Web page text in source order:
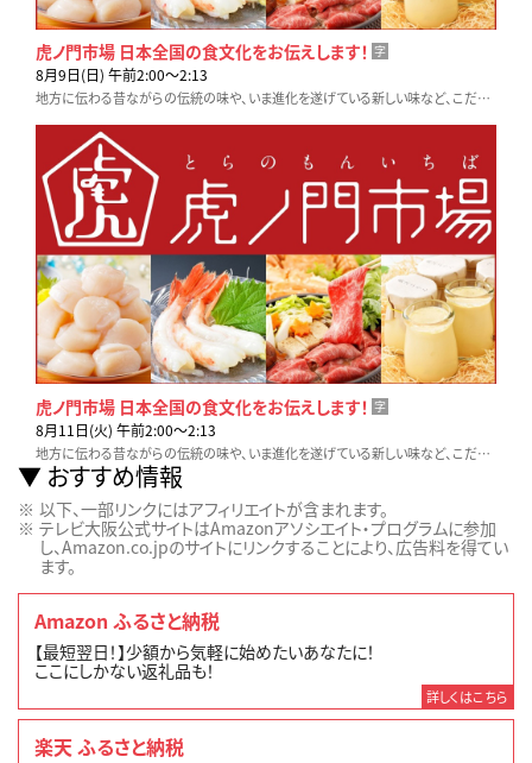
虎ノ門市場 日本全国の食文化をお伝えします！ 字
8月9日(日) 午前2:00〜2:13
地方に伝わる昔ながらの伝統の味や、いま進化を遂げている新しい味など、こだわりの生産者や料理人に密着取材します。テレビ東京「虎ノ門市場」でお取り寄せも可能です！
虎ノ門市場 日本全国の食文化をお伝えします！ 字
8月11日(火) 午前2:00〜2:13
地方に伝わる昔ながらの伝統の味や、いま進化を遂げている新しい味など、こだわりの生産者や料理人に密着取材します。テレビ東京「虎ノ門市場」でお取り寄せも可能です！
おすすめ情報
以下、一部リンクにはアフィリエイトが含まれます。
テレビ大阪公式サイトはAmazonアソシエイト・プログラムに参加
し、Amazon.co.jpのサイトにリンクすることにより、広告料を得てい
ます。
Amazon ふるさと納税
【最短翌日！】少額から気軽に始めたいあなたに！
ここにしかない返礼品も！
詳しくはこちら
楽天 ふるさと納税